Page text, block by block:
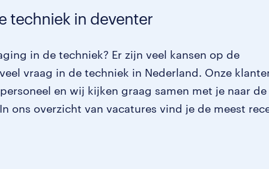
techniek in deventer
in de techniek? Er zijn veel kansen op de
vraag in de techniek in Nederland. Onze
en wij kijken graag samen met je naar de
ons overzicht van vacatures vind je de meest